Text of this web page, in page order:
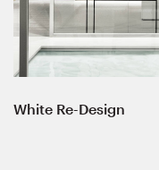
White Re-Design